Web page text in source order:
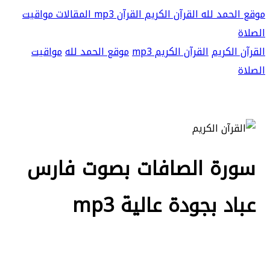
موقع الحمد للهالقرآن الكريمالقرآن mp3 المقالاتمواقيت
الصلاة
القرآن الكريمالقرآن الكريم mp3 موقع الحمد للهمواقيت
الصلاة
سورة الصافات بصوت فارس
عباد بجودة عالية mp3